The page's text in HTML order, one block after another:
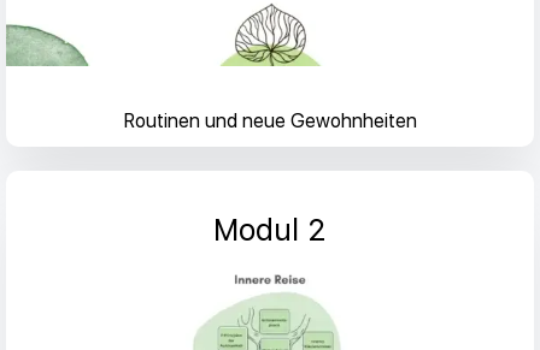
Routinen und neue Gewohnheiten
Modul 2